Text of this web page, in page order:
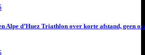
Alpe d’Huez Triathlon over korte afstand, geen